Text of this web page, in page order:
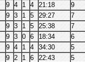
9 4 1 4 21:18
9
9 3 1 5 29:27
7
9 3 1 5 25:38
7
9 3 0 6 18:34
6
9 4 1 4 34:30
5
9 2 1 6 22:43
5